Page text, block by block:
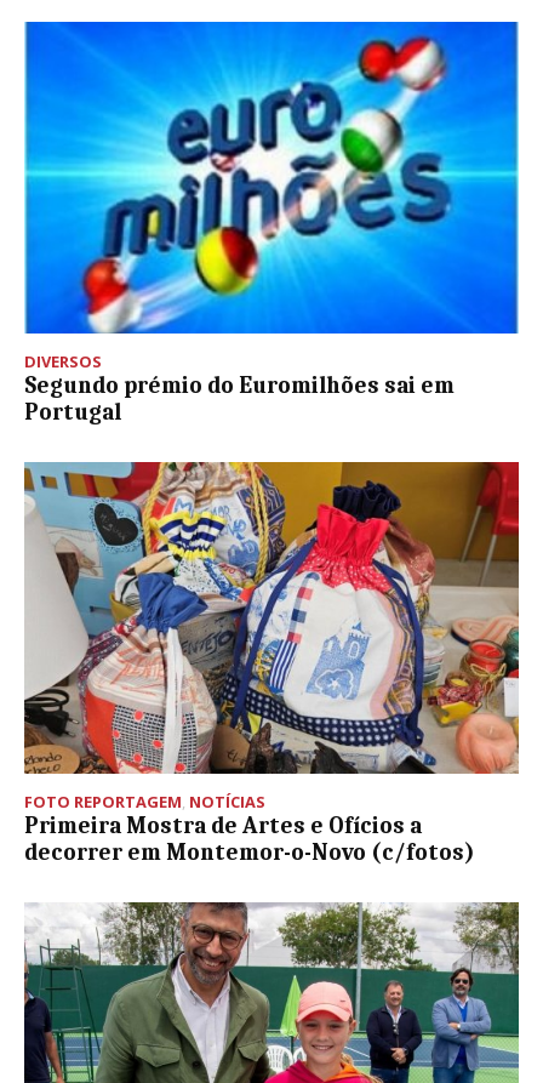
DIVERSOS
Segundo prémio do Euromilhões sai em
Portugal
FOTO REPORTAGEM, NOTÍCIAS
Primeira Mostra de Artes e Ofícios a
decorrer em Montemor-o-Novo (c/fotos)